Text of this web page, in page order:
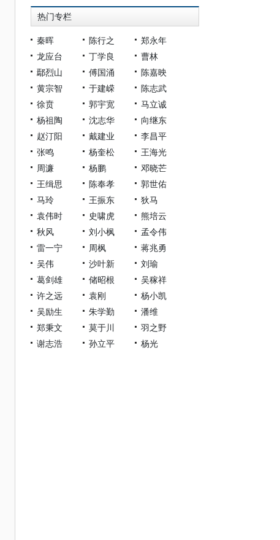
热门专栏
秦晖 陈行之
郑永年
龙应台
丁学良
曹林
鄢烈山
傅国涌
陈嘉映
黄宗智
于建嵘
陈志武
徐贲
郭宇宽
马立诚
杨祖陶
沈志华
向继东
赵汀阳
戴建业
李昌平
张鸣
杨奎松
王海光
周濂
杨鹏
邓晓芒
王缉思
陈奉孝
郭世佑
马玲
王振东
狄马
袁伟时
史啸虎
熊培云
秋风
刘小枫
孟令伟
雷一宁
周枫
蒋兆勇
吴伟
沙叶新
刘瑜
葛剑雄
储昭根
吴稼祥
许之远
袁刚
杨小凯
吴励生
朱学勤
潘维
郑秉文
莫于川
羽之野
谢志浩
孙立平 杨光